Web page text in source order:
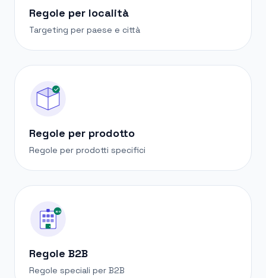
Regole per località
Targeting per paese e città
Regole per prodotto
Regole per prodotti specifici
B2B
Regole B2B
Regole speciali per B2B